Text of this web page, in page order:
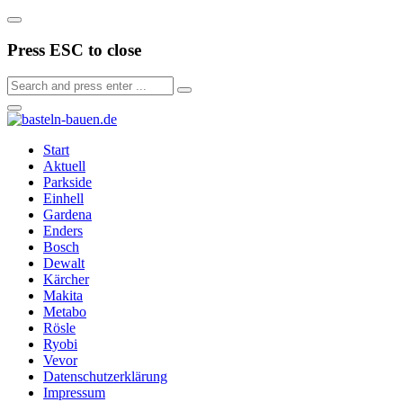
Press ESC to close
Start
Aktuell
Parkside
Einhell
Gardena
Enders
Bosch
Dewalt
Kärcher
Makita
Metabo
Rösle
Ryobi
Vevor
Datenschutzerklärung
Impressum